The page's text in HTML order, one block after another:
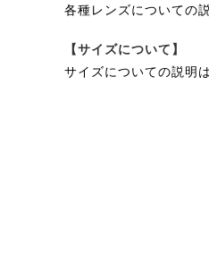
各種レンズについての
【サイズについて】
サイズについての説明は